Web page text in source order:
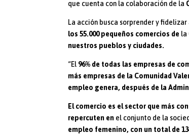
que cuenta con la colaboración de la
La acción busca sorprender y
los 55.000 pequeños comercios de la
nuestros pueblos y ciudades.
“El 96% de todas las empresas de
más empresas de la Comunidad
empleo genera, después de la
El comercio es el sector que más
repercuten en el conjunto de la
empleo femenino, con un total de